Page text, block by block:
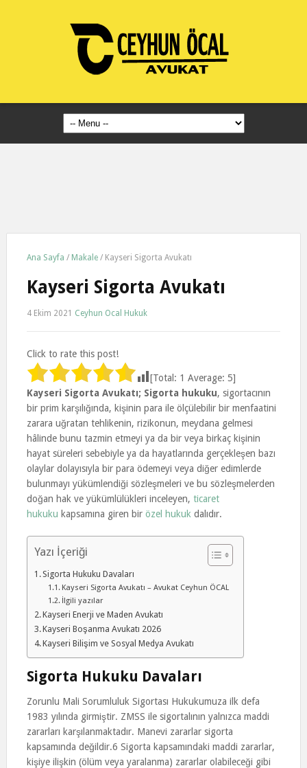
Ana Sayfa / Makale / Kayseri Sigorta Avukatı
Kayseri Sigorta Avukatı
4 Ekim 2021 Ceyhun Ocal Hukuk
Click to rate this post!
[Total: 1 Average: 5]
Kayseri Sigorta Avukatı; Sigorta hukuku, sigortacının
bir prim karşılığında, kişinin para ile ölçülebilir bir menfaatini
zarara uğratan tehlikenin, rizikonun, meydana gelmesi
hâlinde bunu tazmin etmeyi ya da bir veya birkaç kişinin
hayat süreleri sebebiyle ya da hayatlarında gerçekleşen bazı
olaylar dolayısıyla bir para ödemeyi veya diğer edimlerde
bulunmayı yükümlendiği sözleşmeleri ve bu sözleşmelerden
doğan hak ve yükümlülükleri inceleyen, ticaret
hukuku kapsamına giren bir özel hukuk dalıdır.
Yazı İçeriği
Sigorta Hukuku Davaları
Kayseri Sigorta Avukatı – Avukat Ceyhun ÖCAL
İlgili yazılar
Kayseri Enerji ve Maden Avukatı
Kayseri Boşanma Avukatı 2026
Kayseri Bilişim ve Sosyal Medya Avukatı
Sigorta Hukuku Davaları
Zorunlu Mali Sorumluluk Sigortası Hukukumuza ilk defa
1983 yılında girmiştir. ZMSS ile sigortalının yalnızca maddi
zararları karşılanmaktadır. Manevi zararlar sigorta
kapsamında değildir.6 Sigorta kapsamındaki maddi zararlar,
kişiye ilişkin (ölüm veya yaralanma) zararlar olabileceği gibi